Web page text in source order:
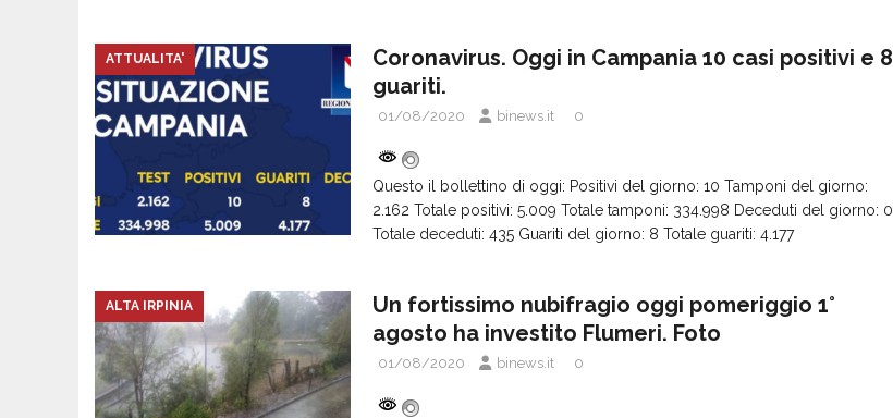
ATTUALITA'
Coronavirus. Oggi in Campania 10 casi positivi e 8
guariti.
01/08/2020 binews.it 0
Questo il bollettino di oggi: Positivi del giorno: 10 Tamponi del giorno:
2.162 Totale positivi: 5.009 Totale tamponi: 334.998 Deceduti del giorno: 0
Totale deceduti: 435 Guariti del giorno: 8 Totale guariti: 4.177
ALTA IRPINIA
Un fortissimo nubifragio oggi pomeriggio 1°
agosto ha investito Flumeri. Foto
01/08/2020 binews.it 0